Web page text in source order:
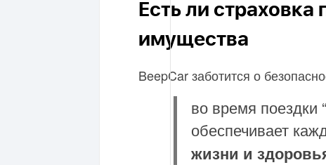
Есть ли
имущества
BeepCar заботится о
во время поездки
обеспечивает
жизни и